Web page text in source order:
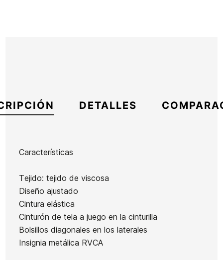
DETALLES
Características
Tejido: tejido de viscosa
Diseño ajustado
Cintura elástica
Cinturón de tela a juego en la cinturilla
Bolsillos diagonales en los laterales
Insignia metálica RVCA
Marca RVCA
ReferenciaRV-BEVEM54273
En stock 1 Artículo
Bermuda
Volcom
Sudadera
Niño
Bermuda